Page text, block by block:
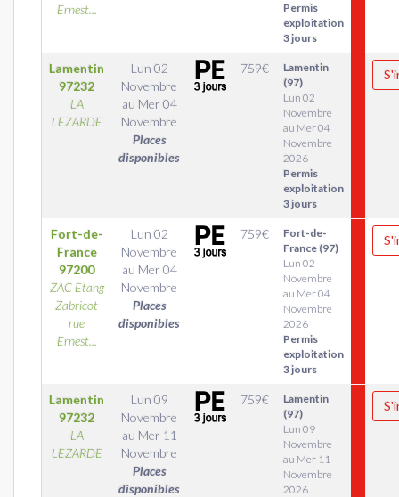
Ernest...
Permis
exploitation
3 jours
Lamentin
97232
LA
LEZARDE
Lun 02
Novembre
au Mer 04
Novembre
Places
disponibles
759€
Lamentin
(97)
Lun 02
Novembre
au Mer 04
Novembre
2026
Permis
exploitation
3 jours
Fort-de-
France
97200
ZAC Etang
Zabricot
rue
Ernest...
Lun 02
Novembre
au Mer 04
Novembre
Places
disponibles
759€
Fort-de-
France (97)
Lun 02
Novembre
au Mer 04
Novembre
2026
Permis
exploitation
3 jours
Lamentin
97232
LA
LEZARDE
Lun 09
Novembre
au Mer 11
Novembre
Places
disponibles
759€
Lamentin
(97)
Lun 09
Novembre
au Mer 11
Novembre
2026